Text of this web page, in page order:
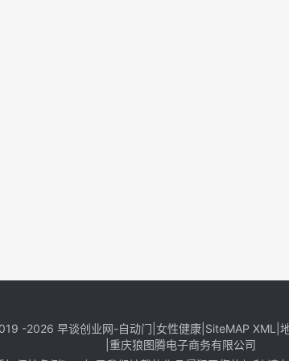
-2026 早谈创业网-自动门 女性健康| SiteMAP XML
重庆狼图腾电子商务有限公司